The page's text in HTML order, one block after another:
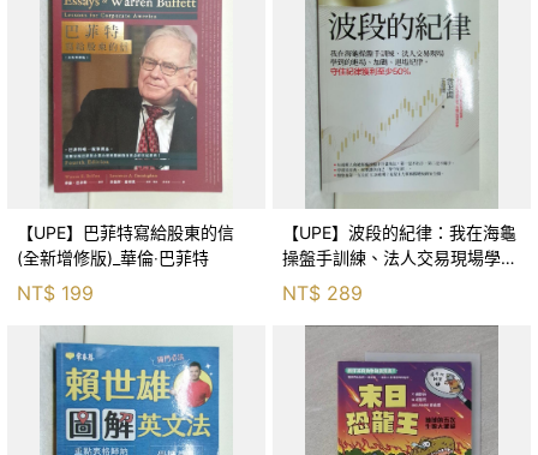
【UPE】巴菲特寫給股東的信
(全新增修版)_華倫‧巴菲特
NT$ 199
【UPE】波段的紀律：我在海龜
操盤手訓練、法人交易現場學到
的進場、加碼、退場紀律，守住
紀律獲利至少50％_雷老闆
NT$ 289